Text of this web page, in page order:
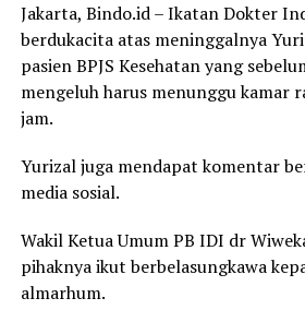
Jakarta, Bindo.id – Ikatan Dokter
berdukacita atas meninggalnya
pasien BPJS Kesehatan yang
mengeluh harus menunggu kamar
jam.
Yurizal juga mendapat komentar
media sosial.
Wakil Ketua Umum PB IDI dr
pihaknya ikut berbelasungkawa
almarhum.